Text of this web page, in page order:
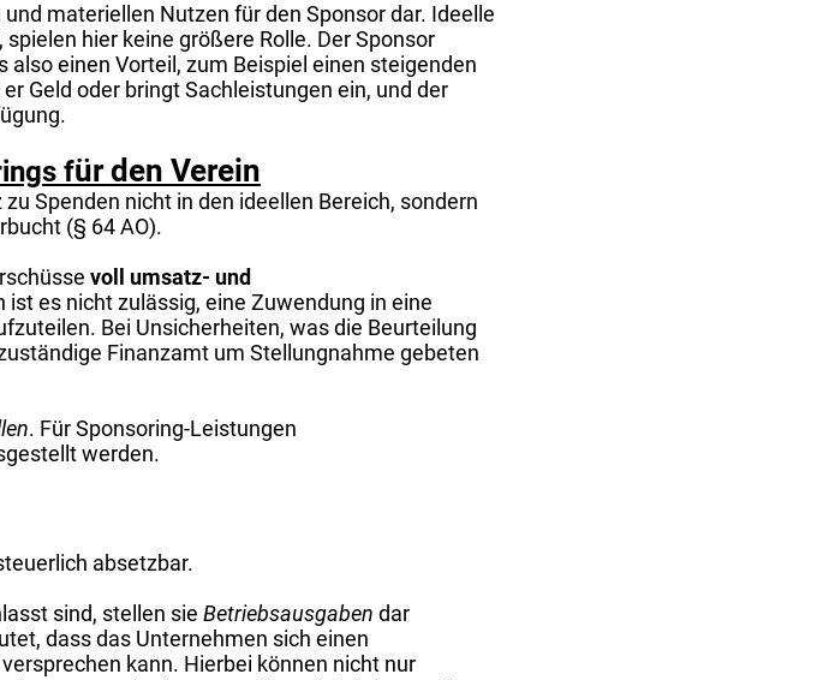
materiellen Nutzen für den Sponsor dar. Ideelle
hier keine größere Rolle. Der Sponsor
einen Vorteil, zum Beispiel einen steigenden
Geld oder bringt Sachleistungen ein, und der
für den Verein
Spenden nicht in den ideellen Bereich, sondern
(§ 64 AO).
voll umsatz- und
ist es nicht zulässig, eine Zuwendung in eine
Bei Unsicherheiten, was die Beurteilung
Finanzamt um Stellungnahme gebeten
. Für Sponsoring-Leistungen
werden.
absetzbar.
sind, stellen sie Betriebsausgaben dar
dass das Unternehmen sich einen
kann. Hierbei können nicht nur